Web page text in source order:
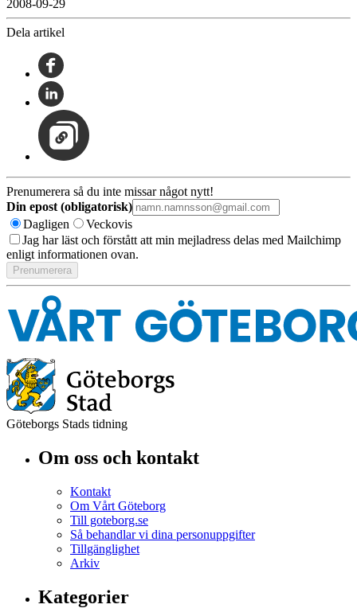
2008-09-29
Dela artikel
Prenumerera så du inte missar något nytt!
Din epost (obligatorisk)
Dagligen
Veckovis
Jag har läst och förstått att min mejladress delas med Mailchimp
enligt informationen ovan.
Göteborgs Stads tidning
Om oss och kontakt
Kontakt
Om Vårt Göteborg
Till goteborg.se
Så behandlar vi dina personuppgifter
Tillgänglighet
Arkiv
Kategorier